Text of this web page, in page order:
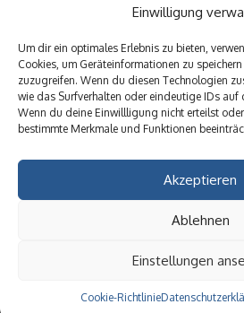
Einwilligung
Um dir ein optimales Erlebnis zu bieten,
Cookies, um Geräteinformationen zu
zuzugreifen. Wenn du diesen Technologien
wie das Surfverhalten oder eindeutige IDs auf
Wenn du deine Einwillligung nicht erteilst
bestimmte Merkmale und Funktionen
Akzeptieren
Ablehnen
Einstellungen
Cookie-Richtlinie
Hilton
Hotellerie im
Digitalisierung
Digitale